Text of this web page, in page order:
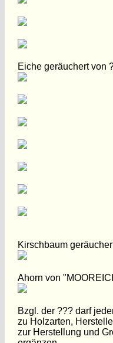
Eiche geräuchert von
Kirschbaum
Ahorn von
Bzgl. der ??? darf
zu Holzarten,
zur Herstellung und